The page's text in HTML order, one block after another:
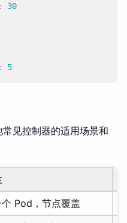
:
30
: 5
见控制器的适用场景和
Pod，节点覆盖